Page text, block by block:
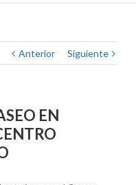
Anterior Siguiente
EN